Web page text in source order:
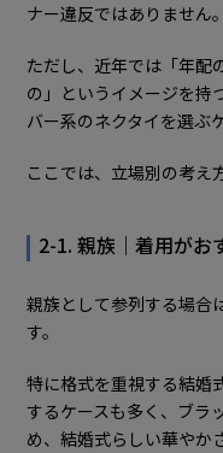
ナー違反ではありません。
ただし、近年では「年配
の」というイメージを持
バー系のネクタイを選ぶ
ここでは、立場別の考え
2-1. 親族｜着用がお
親族として参列する場合
す。
特に格式を重視する結婚
するケースも多く、ブラ
め、結婚式らしい華やか